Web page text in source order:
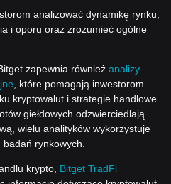
analizować dynamikę rynku,
i oporu oraz zrozumieć ogólne
zapewnia również analizy
, które pomagają inwestorom
kryptowalut i strategie handlowe.
giełdowych odzwierciedlają
wielu analityków wykorzystuje
rynkowych.
krypto, Bitget TradFi